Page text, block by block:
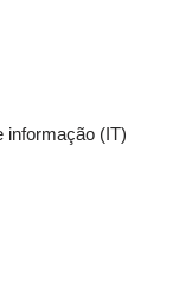
informação (IT)